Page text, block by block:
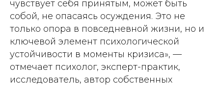
чувствует себя принятым, может быть
собой, не опасаясь осуждения. Это не
только опора в повседневной жизни, но и
ключевой элемент психологической
устойчивости в моменты кризиса», —
отмечает психолог, эксперт-практик,
исследователь, автор собственных